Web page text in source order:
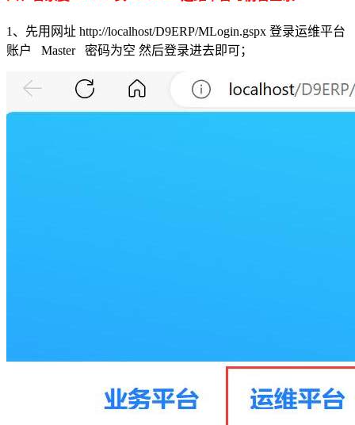
1、先用网址 http://localhost/D9ERP/MLogin.gspx 登录运维平台
账户 Master 密码为空 然后登录进去即可；